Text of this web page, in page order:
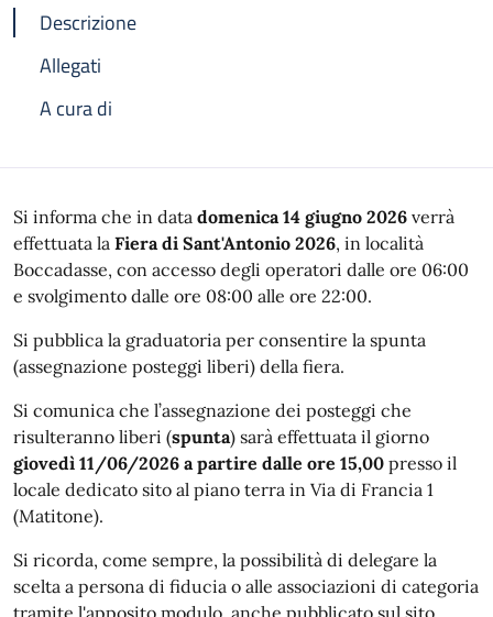
Descrizione
Allegati
A cura di
Descrizione
Si informa che in data domenica 14 giugno 2026 verrà
effettuata la Fiera di Sant'Antonio 2026, in località
Boccadasse, con accesso degli operatori dalle ore 06:00
e svolgimento dalle ore 08:00 alle ore 22:00.
Si pubblica la graduatoria per consentire la spunta
(assegnazione posteggi liberi) della fiera.
Si comunica che l’assegnazione dei posteggi che
risulteranno liberi (spunta) sarà effettuata il giorno
giovedì 11/06/2026 a partire dalle ore 15,00 presso il
locale dedicato sito al piano terra in Via di Francia 1
(Matitone).
Si ricorda, come sempre, la possibilità di delegare la
scelta a persona di fiducia o alle associazioni di categoria
tramite l'apposito modulo, anche pubblicato sul sito